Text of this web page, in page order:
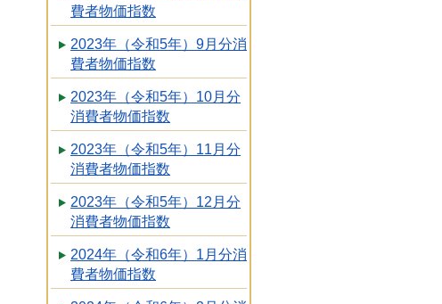
費者物価指数
2023年（令和5年）9月分消
費者物価指数
2023年（令和5年）10月分
消費者物価指数
2023年（令和5年）11月分
消費者物価指数
2023年（令和5年）12月分
消費者物価指数
2024年（令和6年）1月分消
費者物価指数